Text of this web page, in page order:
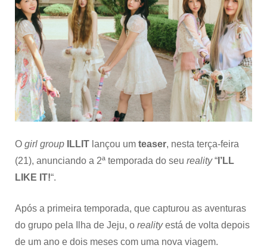
do
seu
reality
“I’LL
LIKE
IT”
O girl group ILLIT lançou um teaser, nesta terça-feira
(21), anunciando a 2ª temporada do seu reality“ I’LL
LIKE IT!“.
Após a primeira temporada, que capturou as aventuras
do grupo pela Ilha de Jeju, o realityestá de volta depois
de um ano e dois meses com uma nova viagem.